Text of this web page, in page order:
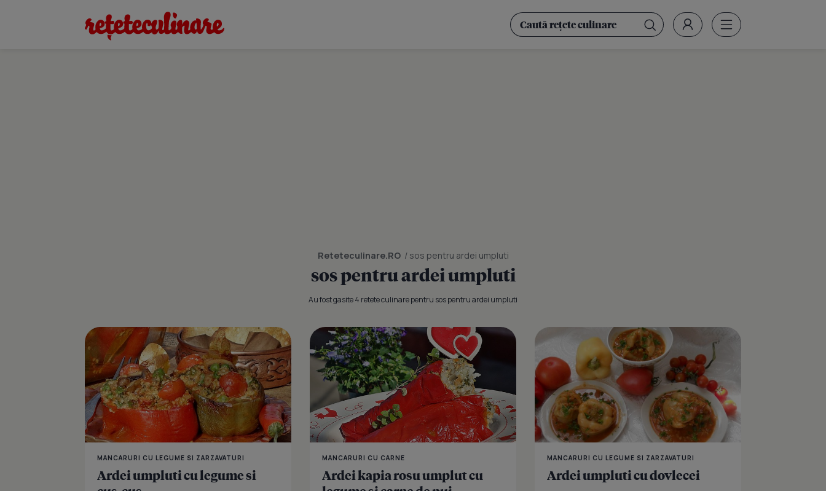
Reteteculinare.RO/ sos pentru ardei umpluti
sos pentru ardei umpluti
Au fost gasite 4 retete culinare pentru sos pentru ardei umpluti
MANCARURI CU LEGUME SI ZARZAVATURI
Ardei umpluti cu legume si
Ardei umpluti cu legume si cus-cus
MANCARURI CU CARNE
Ardei kapia rosu umplut cu
Ardei kapia rosu
MANCARURI CU LEGUME SI ZARZAVATURI
Ardei umpluti cu dovlecei